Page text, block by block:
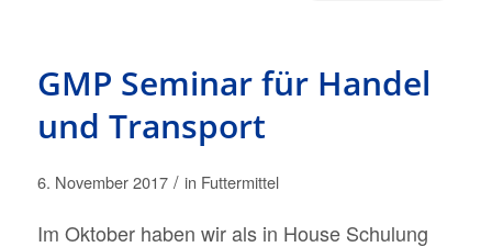
GMP Seminar für Handel
und Transport
6. November 2017 / in Futtermittel
Im Oktober haben wir als in House Schulung